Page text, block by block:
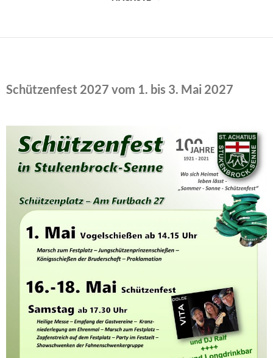
Schützenfest 2027 vom 1. bis 3. Mai 2027